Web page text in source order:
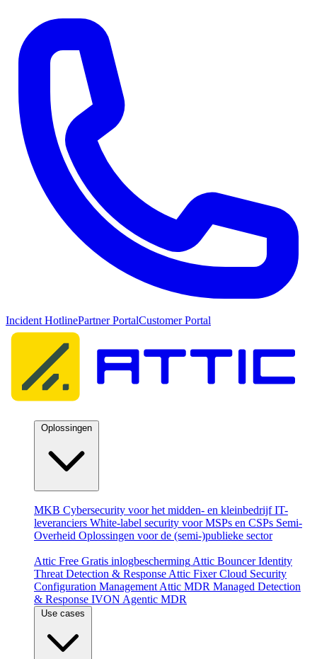
Incident HotlinePartner PortalCustomer Portal
MKB Cybersecurity voor het midden- en kleinbedrijf IT-
leveranciers White-label security voor MSPs en CSPs Semi-
Overheid Oplossingen voor de (semi-)publieke sector
Attic Free Gratis inlogbescherming Attic Bouncer Identity
Threat Detection & Response Attic Fixer Cloud Security
Configuration Management Attic MDR Managed Detection
& Response IVON Agentic MDR